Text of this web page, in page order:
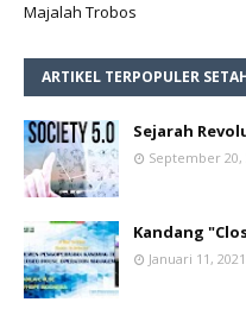
Majalah Trobos
ARTIKEL TERPOPULER
Sejarah
September 20,
Kandang
Januari 11, 2021